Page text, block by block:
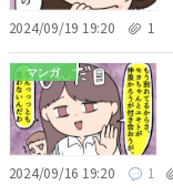
2024/09/19 19:20 1
マンガ
2024/09/16 19:20 1